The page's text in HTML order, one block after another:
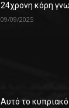
24χρονη κόρη
09/09/2025
Αυτό το